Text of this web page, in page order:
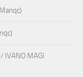
IVANO MAGI